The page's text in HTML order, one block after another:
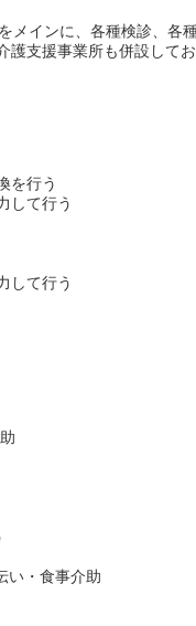
メインに、各種検診、各
護支援事業所も併設してお
を行う
して行う
して行う
い・食事介助